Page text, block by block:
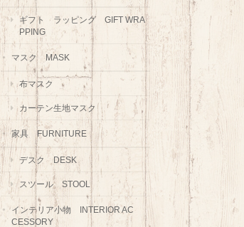
ギフト ラッピング GIFT WRA
PPING
マスク MASK
布マスク
カーテン生地マスク
家具 FURNITURE
デスク DESK
スツール STOOL
インテリア小物 INTERIOR AC
CESSORY